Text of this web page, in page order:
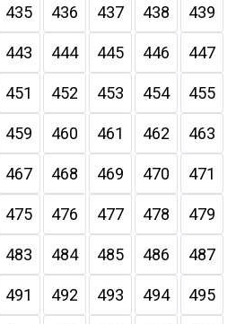
435 436 437 438 439
443 444 445 446 447
451 452 453 454 455
459 460 461 462 463
467 468 469 470 471
475 476 477 478 479
483 484 485 486 487
491 492 493 494 495